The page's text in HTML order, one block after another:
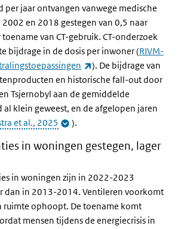
jaar ontvangen vanwege medische
en 2018 gestegen van 0,5 naar
van CT-gebruik. CT-onderzoek
bijdrage in de dosis per inwoner (RIVM-
(externe link)
). De bijdrage van
en historische fall-out door
Tsjernobyl aan de gemiddelde
al klein geweest, en de afgelopen jaren
et al., 2025 ).
in woningen gestegen, lager
in woningen zijn in 2022-2023
dan in 2013-2014. Ventileren voorkomt
ruimte ophoopt. De toename komt
mensen tijdens de energiecrisis in